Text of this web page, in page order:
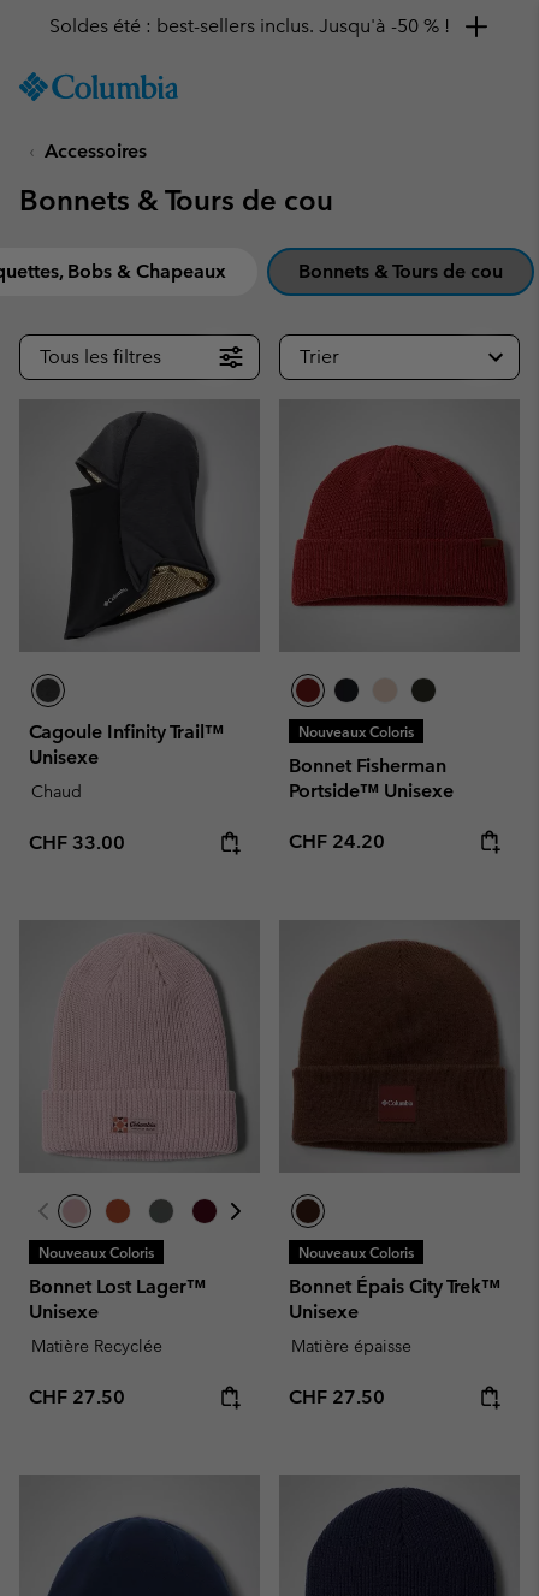
TO
SKIP
MAIN
SKIP
Remise de 10 % à saisir
Accessoires
Bonnets & Tours de cou
Bobs & Chapeaux Bonnets & Tours de cou
Tous les filtres Trier
Cagoule Infinity Trail™
Unisexe
Chaud
Regular price:
CHF 33.00
Nouveaux Coloris
Bonnet Fisherman
Portside™ Unisexe
Regular price:
CHF 24.20
Nouveaux Coloris
Bonnet Lost Lager™
Unisexe
Matière Recyclée
Regular price:
CHF 27.50
Nouveaux Coloris
Bonnet Épais City Trek™
Unisexe
Matière épaisse
Regular price:
CHF 27.50